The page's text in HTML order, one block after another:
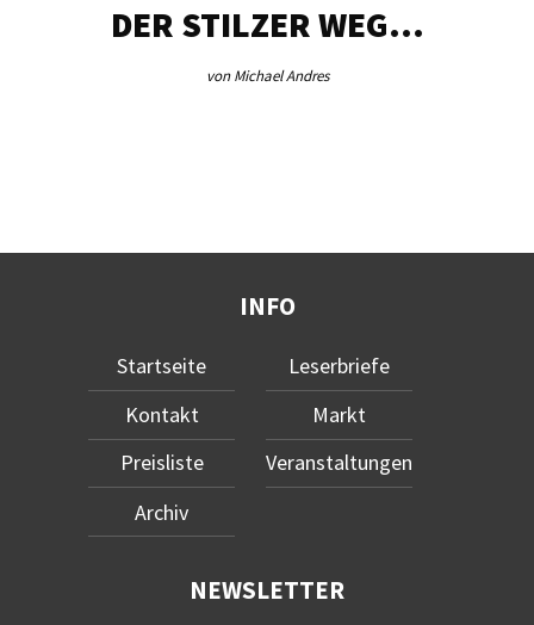
DER STILZER WEG…
von Michael Andres
INFO
Startseite
Kontakt
Preisliste
Archiv
Leserbriefe
Markt
Veranstaltungen
NEWSLETTER